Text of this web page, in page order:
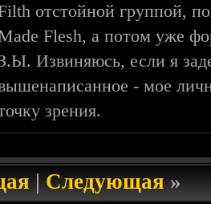
отстойной группой,
Flesh, а потом уже
Извиняюсь, если я
- мое
зрения.
|Следующая»